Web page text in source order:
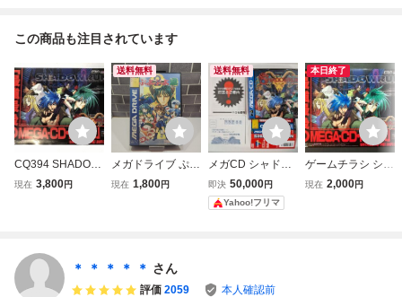
この商品も注目されています
CQ394 SHADOW
RUN シャドウラ
現在 3,800円
送料無料
メガドライブ ぷよ
ぷよ通 コンパイル
現在 1,800円
送料無料
メガCD シャドウ
ラン SHADOWRU
N コンパイル レト
ロゲーム 完品
即決 50,000円
Yahoo!フリマ
本日終了
ゲームチラシ シャ
ドウラン MEGA-C
現在 2,000円
＊ ＊ ＊ ＊ ＊ さん
評価 2059 本人確認前